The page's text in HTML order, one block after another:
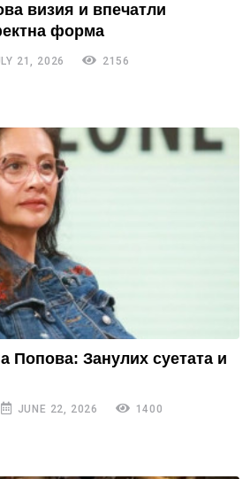
визия и впечатли
форма
21, 2026
2156
Попова: Занулих суетата и
JUNE 22, 2026
1400